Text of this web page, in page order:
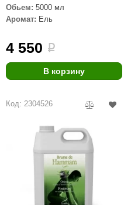
Обьем: 5000 мл
Аромат: Ель
4 550 i
В корзину
Код: 2304526